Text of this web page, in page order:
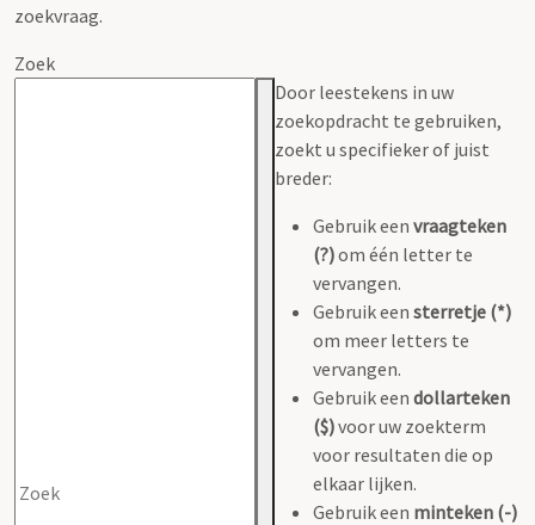
zoekvraag.
Zoek
Door leestekens in uw
zoekopdracht te gebruiken,
zoekt u specifieker of juist
breder:
Gebruik een vraagteken
(?)om één letter te
vervangen.
Gebruik een sterretje (*)
om meer letters te
vervangen.
Gebruik een dollarteken
($)voor uw zoekterm
voor resultaten die op
elkaar lijken.
Gebruik een minteken (-)